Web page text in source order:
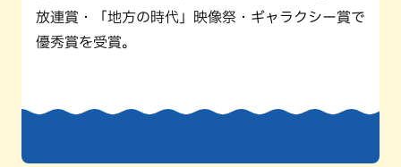
放連賞・「地方の時代」映像祭・ギャラクシー賞で
優秀賞を受賞。